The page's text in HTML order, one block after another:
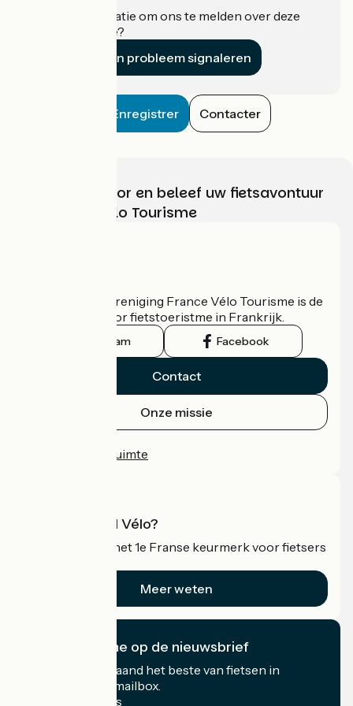
Heeft u informatie om ons te melden over deze
accommodatie?
Een probleem signaleren
Enregistrer Contacter
Kies, bereid voor en beleef uw fietsavontuur
met France Vélo Tourisme
De nationale vereniging France Vélo Tourisme is de
officiële gids voor fietstoeristme in Frankrijk.
Instagram Facebook
Contact
Onze missie
Professionele ruimte
Wat is Accueil Vélo?
Accueil Vélo is het 1e Franse keurmerk voor fietsers
Meer weten
Ik abonneer me op de nieuwsbrief
Ontvang elke maand het beste van fietsen in
Frankrijk in uw mailbox.
Mijn e-mailadres